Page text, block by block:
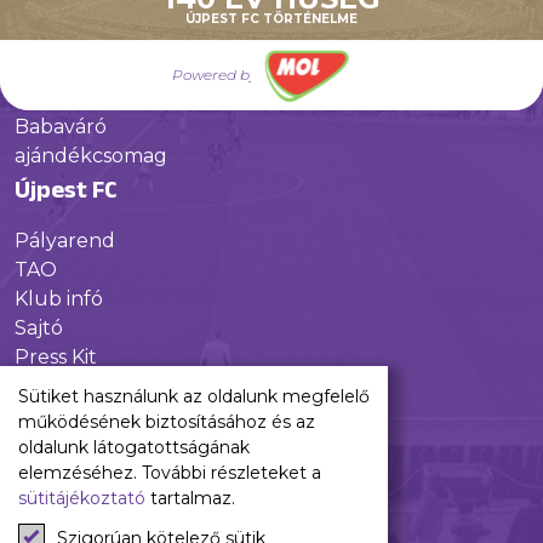
ÚJPEST FC TÖRTÉNELME
Powered by
Galéria
Jövőnk
Babaváró
ajándékcsomag
Újpest FC
Pályarend
TAO
Klub infó
Sajtó
Press Kit
Újpest FC Shop
Digitális felületeink
Facebook
Instagram
Tiktok
Sütiket használunk az oldalunk megfelelő
működésének biztosításához és az
oldalunk látogatottságának
elemzéséhez. További részleteket a
sütitájékoztató tartalmaz.
Szigorúan kötelező sütik